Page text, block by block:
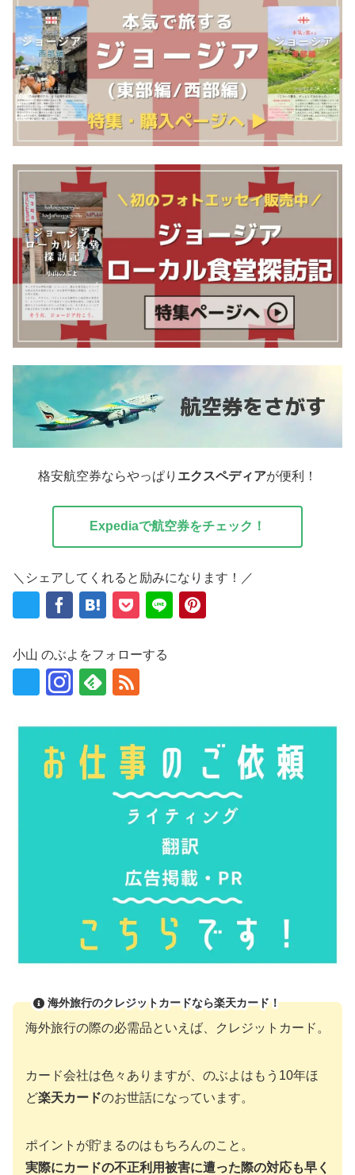
格安航空券ならやっぱり エクスペディアが便利！
Expediaで航空券をチェック！
＼シェアしてくれると励みになります！／
小山 のぶよをフォローする
海外旅行のクレジットカードなら楽天カード！
海外旅行の際の必需品といえば、クレジットカード。
カード会社は色々ありますが、のぶよはもう10年ほ
ど楽天カードのお世話になっています。
ポイントが貯まるのはもちろんのこと。
実際にカードの不正利用被害に遭った際の対応も早く